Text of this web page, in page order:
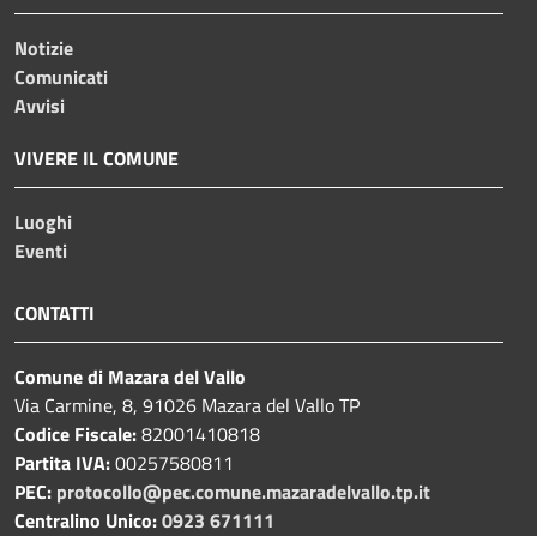
Notizie
Comunicati
Avvisi
VIVERE IL COMUNE
Luoghi
Eventi
CONTATTI
Comune di Mazara del Vallo
Via Carmine, 8, 91026 Mazara del Vallo TP
Codice Fiscale:82001410818
Partita IVA:00257580811
PEC: protocollo@pec.comune.mazaradelvallo.tp.it
Centralino Unico:0923 671111